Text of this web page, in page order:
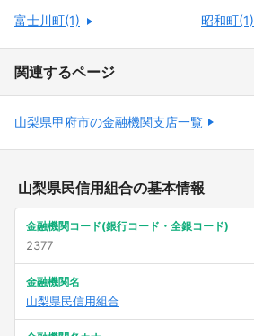
富士川町(1) 昭和町(1)
関連するページ
山梨県甲府市の金融機関支店一覧
山梨県民信用組合の基本情報
金融機関コード(銀行コード・全銀コード)
2377
金融機関名
山梨県民信用組合